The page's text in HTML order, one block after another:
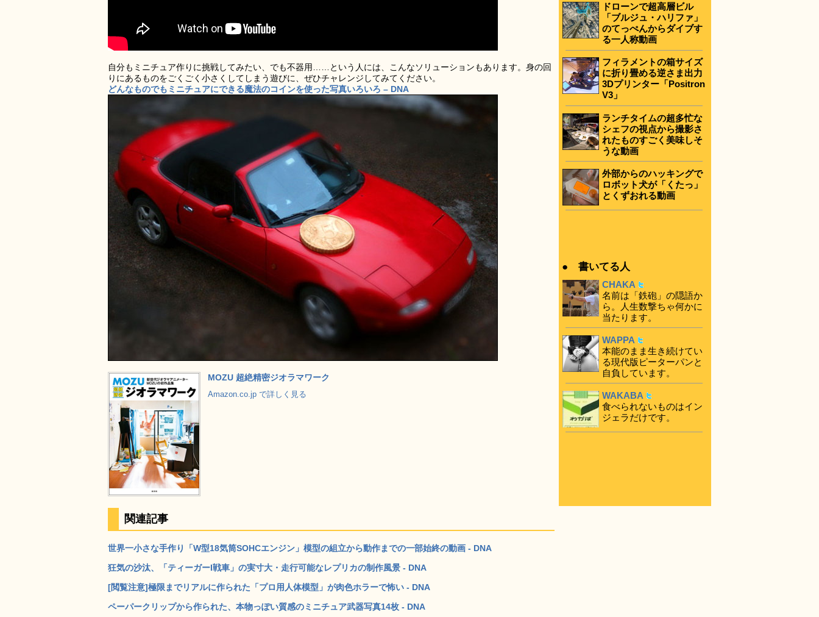
自分もミニチュア作りに挑戦してみたい、でも不器用……という人には、こんなソリューションもあります。身の回
りにあるものをごくごく小さくしてしまう遊びに、ぜひチャレンジしてみてください。
どんなものでもミニチュアにできる魔法のコインを使った写真いろいろ – DNA
MOZU 超絶精密ジオラマワーク
Amazon.co.jp で詳しく見る
関連記事
世界一小さな手作り「W型18気筒SOHCエンジン」模型の組立から動作までの一部始終の動画 - DNA
狂気の沙汰、「ティーガーI戦車」の実寸大・走行可能なレプリカの制作風景 - DNA
[閲覧注意]極限までリアルに作られた「プロ用人体模型」が肉色ホラーで怖い - DNA
ペーパークリップから作られた、本物っぽい質感のミニチュア武器写真14枚 - DNA
ドローンで超高層ビル
「ブルジュ・ハリファ」
のてっぺんからダイブす
る一人称動画
フィラメントの箱サイズ
に折り畳める逆さま出力
3Dプリンター「Positron
V3」
ランチタイムの超多忙な
シェフの視点から撮影さ
れたものすごく美味しそ
うな動画
外部からのハッキングで
ロボット犬が「くたっ」
とくずおれる動画
● 書いてる人
CHAKA
名前は「鉄砲」の隠語か
ら。人生数撃ちゃ何かに
当たります。
WAPPA
本能のまま生き続けてい
る現代版ピーターパンと
自負しています。
WAKABA
食べられないものはイン
ジェラだけです。